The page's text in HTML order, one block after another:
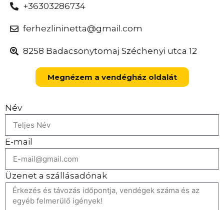
+36303286734
ferhezlininetta@gmail.com
8258 Badacsonytomaj Széchenyi utca 12
Megnézem a vendégház oldalát
Név
E-mail
Üzenet a szállásadónak